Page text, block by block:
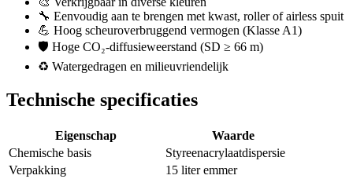
🔧 Eenvoudig aan te brengen met kwast, roller of airless spuit
💪 Hoog scheuroverbruggend vermogen (Klasse A1)
🛡️ Hoge CO₂-diffusieweerstand (SD ≥ 66 m)
♻️ Watergedragen en milieuvriendelijk
Technische specificaties
Eigenschap
Waarde
Chemische basis
Styreenacrylaatdispersie
Verpakking
15 liter emmer